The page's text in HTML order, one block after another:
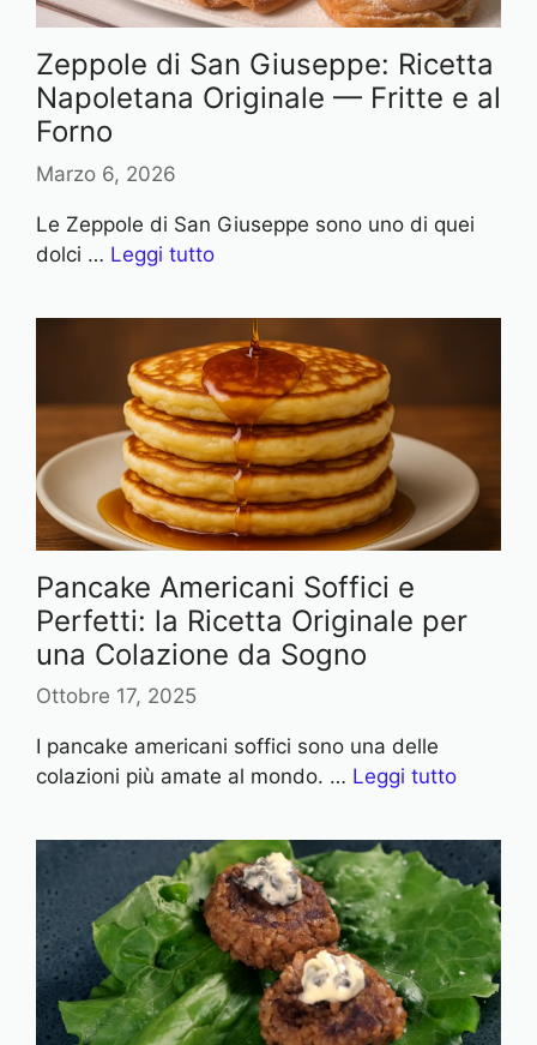
Zeppole di San Giuseppe: Ricetta
Napoletana Originale — Fritte e al
Forno
Marzo 6, 2026
Le Zeppole di San Giuseppe sono uno di quei
dolci … Leggi tutto
Pancake Americani Soffici e
Perfetti: la Ricetta Originale per
una Colazione da Sogno
Ottobre 17, 2025
I pancake americani soffici sono una delle
colazioni più amate al mondo. … Leggi tutto